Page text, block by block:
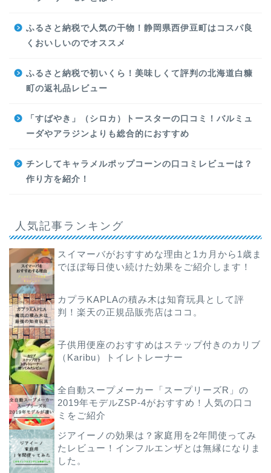
ふるさと納税で人気の干物！静岡県西伊豆町はコスパ良
くおいしいのでオススメ
ふるさと納税で初いくら！美味しくて評判の北海道白糠
町の返礼品レビュー
「すばやき」（シロカ）トースターの口コミ！バルミュ
ーダやアラジンよりも総合的におすすめ
チンしてキャラメルポップコーンの口コミレビューは？
作り方を紹介！
人気記事ランキング
スイマーバがおすすめな理由と1カ月から1歳ま
でほぼ毎日使い続けた効果をご紹介します！
カプラKAPLAの積み木は知育玩具として評
判！楽天の正規品販売店はココ。
子供用便座のおすすめはステップ付きのカリブ
（Karibu）トイレトレーナー
全自動スープメーカー「スープリーズR」の
2019年モデルZSP-4がおすすめ！人気の口コ
ミをご紹介
ジアイーノの効果は？家庭用を2年間使ってみ
たレビュー！インフルエンザとは無縁になりま
した。